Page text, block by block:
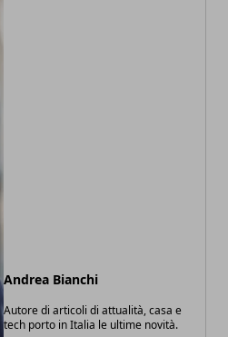
Andrea Bianchi
Autore di articoli di attualità, casa e
tech porto in Italia le ultime novità.